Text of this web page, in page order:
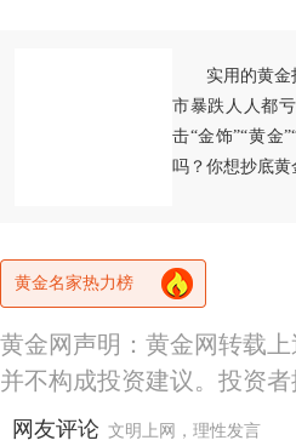
实用的黄
市暴跌人人都
击“金饰”“黄金
吗？你想抄底黄
黄金名家热力榜
黄金网声明：黄金网转载
并不构成投资建议。投资者
网友评论 文明上网，理性发言